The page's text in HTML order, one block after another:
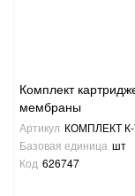
Комплект
мембраны
Артикул КОМПЛЕКТ
Базовая единица шт
Код 626747